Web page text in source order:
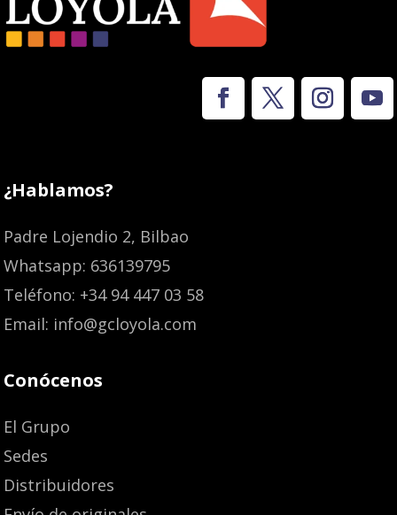
¿Hablamos?
Padre Lojendio 2, Bilbao
Whatsapp: 636139795
Teléfono: +34 94 447 03 58
Email: info@gcloyola.com
Conócenos
El Grupo
Sedes
Distribuidores